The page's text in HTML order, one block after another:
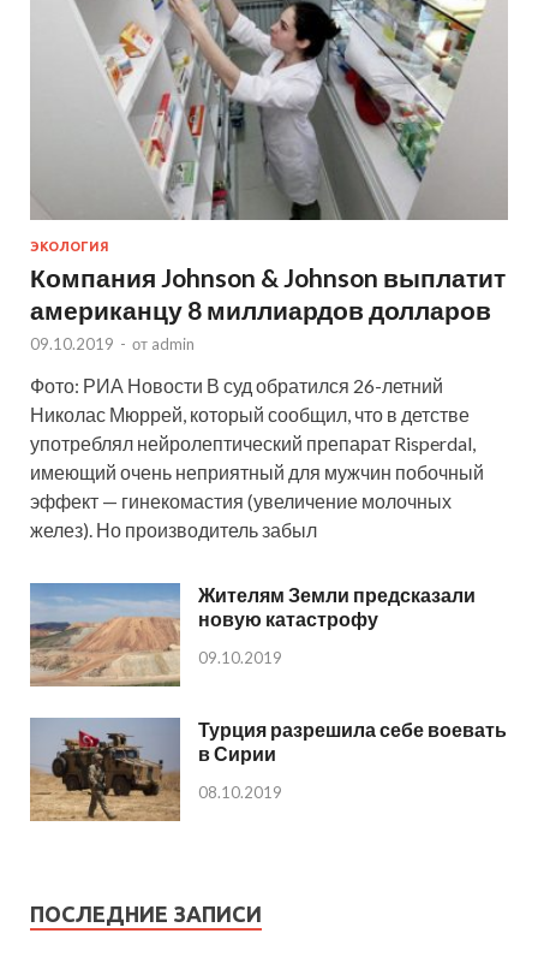
ЭКОЛОГИЯ
Компания Johnson & Johnson выплатит
американцу 8 миллиардов долларов
09.10.2019 - от admin
Фото: РИА Новости В суд обратился 26-летний
Николас Мюррей, который сообщил, что в детстве
употреблял нейролептический препарат Risperdal,
имеющий очень неприятный для мужчин побочный
эффект — гинекомастия (увеличение молочных
желез). Но производитель забыл
Жителям Земли предсказали
новую катастрофу
09.10.2019
Турция разрешила себе воевать
в Сирии
08.10.2019
ПОСЛЕДНИЕ ЗАПИСИ